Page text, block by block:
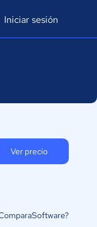
Iniciar sesión
Ver precio